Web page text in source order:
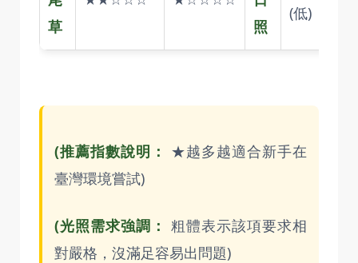
草
照
(低)
(推薦指數說明：
★越多越適合新手在
臺灣環境嘗試)
(光照需求強調： 粗體表示該項要求相
對嚴格，沒滿足容易出問題)